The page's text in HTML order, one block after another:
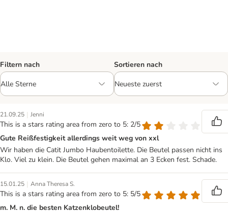
Filtern nach Sortieren nach
21.09.25 | Jenni
This is a stars rating area from zero to 5: 2/5
Gute Reißfestigkeit allerdings weit weg von xxl
Wir haben die Catit Jumbo Haubentoilette. Die Beutel passen nicht ins
Klo. Viel zu klein. Die Beutel gehen maximal an 3 Ecken fest. Schade.
15.01.25 | Anna Theresa S.
This is a stars rating area from zero to 5: 5/5
m. M. n. die besten Katzenklobeutel!